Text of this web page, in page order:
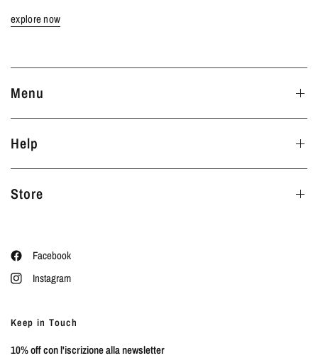
explore now
Menu
Help
Store
Facebook
Instagram
Keep in Touch
10% off con l'iscrizione alla newsletter